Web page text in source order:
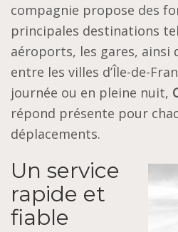
compagnie propose des
principales destinations
aéroports, les gares, ainsi
entre les villes d’Île-de-
journée ou en pleine nuit,
répond présente pour
déplacements.
Un service
rapide et
fiable